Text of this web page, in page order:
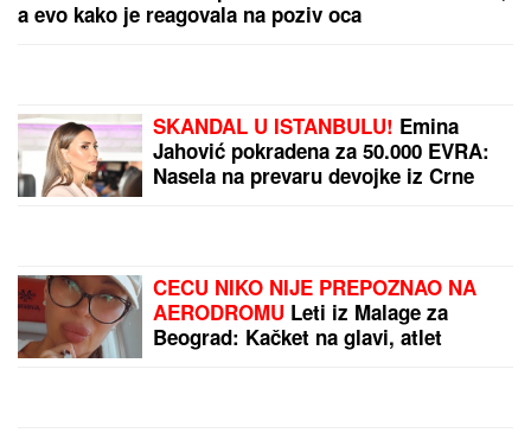
OGLASILA SE TANJA SAVIĆ NAKON ŠTO JE BRŽE-
DROGIRAN IZAZVAO SUDAR,
BIVŠI RIJALITI PAR PRODAJE KUĆU